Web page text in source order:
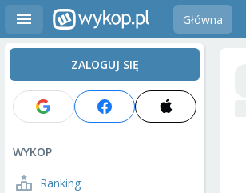
Główna
ZALOGUJ SIĘ
WYKOP
Ranking